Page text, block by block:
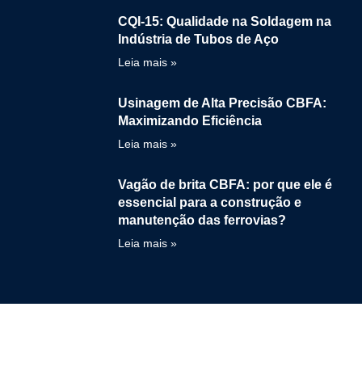
CQI-15: Qualidade na Soldagem na
Indústria de Tubos de Aço
Leia mais »
Usinagem de Alta Precisão CBFA:
Maximizando Eficiência
Leia mais »
Vagão de brita CBFA: por que ele é
essencial para a construção e
manutenção das ferrovias?
Leia mais »